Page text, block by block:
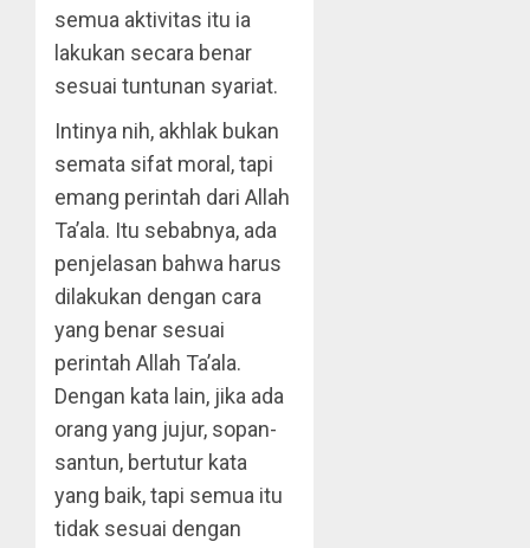
semua aktivitas itu ia
lakukan secara benar
sesuai tuntunan syariat.
Intinya nih, akhlak bukan
semata sifat moral, tapi
emang perintah dari Allah
Ta’ala. Itu sebabnya, ada
penjelasan bahwa harus
dilakukan dengan cara
yang benar sesuai
perintah Allah Ta’ala.
Dengan kata lain, jika ada
orang yang jujur, sopan-
santun, bertutur kata
yang baik, tapi semua itu
tidak sesuai dengan